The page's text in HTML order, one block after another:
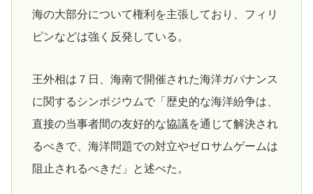
海の大部分について権利を主張しており、フィリ
ピンなどは強く反発している。
王外相は７日、海南で開催された海洋ガバナンス
に関するシンポジウムで「歴史的な海洋紛争は、
直接の当事者間の友好的な協議を通じて解決され
るべきで、海洋問題での対立やゼロサムゲームは
阻止されるべきだ」と述べた。